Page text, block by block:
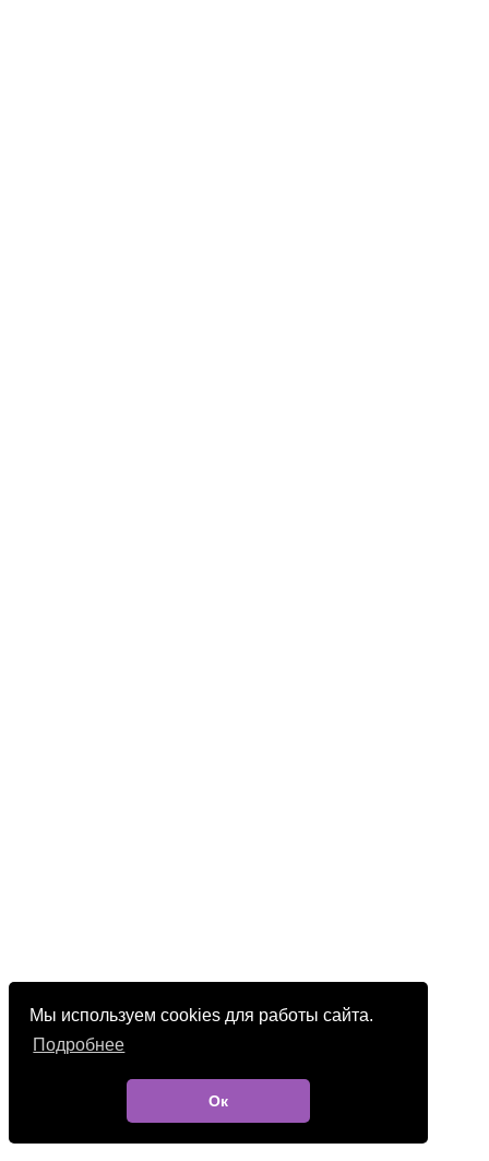
Мы используем cookies для работы сайта.
Подробнее
Ок